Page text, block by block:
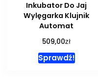
Inkubator Do Jaj
Wylęgarka Klujnik
Automat
509,00zł
Sprawdź!